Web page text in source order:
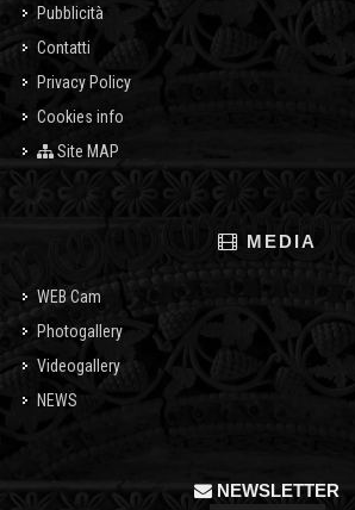
Pubblicità
Contatti
Privacy Policy
Cookies info
Site MAP
MEDIA
WEB Cam
Photogallery
Videogallery
NEWS
NEWSLETTER